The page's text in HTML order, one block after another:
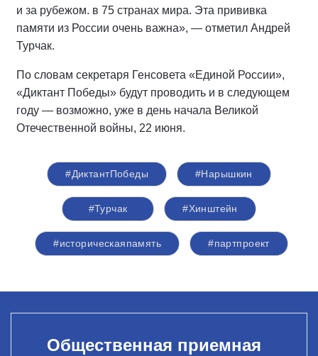
и за рубежом. в 75 странах мира. Эта прививка
памяти из России очень важна», — отметил Андрей
Турчак.
По словам секретаря Генсовета «Единой России»,
«Диктант Победы» будут проводить и в следующем
году — возможно, уже в день начала Великой
Отечественной войны, 22 июня.
#ДиктантПобеды #Нарышкин
#Турчак #Хинштейн
#историческаяпамять #партпроект
Общественная приемная